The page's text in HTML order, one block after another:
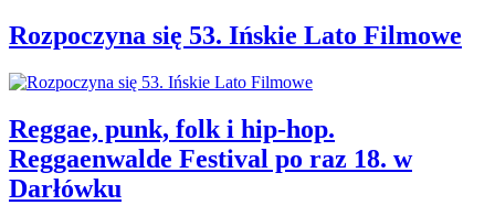
Rozpoczyna się 53. Ińskie Lato Filmowe
Reggae, punk, folk i hip-hop.
Reggaenwalde Festival po raz 18. w
Darłówku